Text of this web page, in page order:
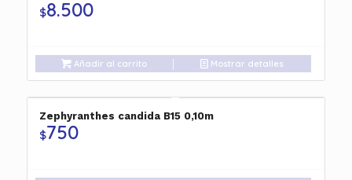
$8.500
Añadir al carrito Mostrar detalles
Zephyranthes candida B15 0,10m
$750